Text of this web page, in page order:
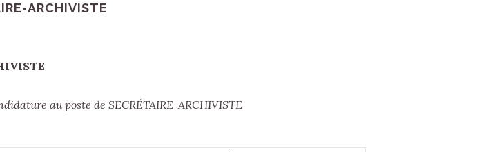
ARCHIVISTE
au poste de SECRÉTAIRE-ARCHIVISTE